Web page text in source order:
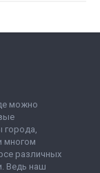
можно
города,
многом
различных
Ведь наш